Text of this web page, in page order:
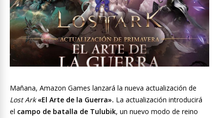
Mañana, Amazon Games lanzará la nueva actualización de
Lost Ark «El Arte de la Guerra». La actualización introducirá
el campo de batalla de Tulubik, un nuevo modo de reino